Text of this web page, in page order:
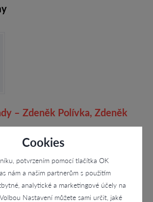
Cookies
potvrzením pomocí tlačítka OK
nám a našim partnerům s použitím
analytické a marketingové účely na
Nastavení můžete sami určit, jaké
– Zdeněk Polívka, Zdeněk
stavební chemie a ostatních stavebních
návrhy koupelen, koupelny na klíč, stavební
rekonstrukce bytových jader či realizace…